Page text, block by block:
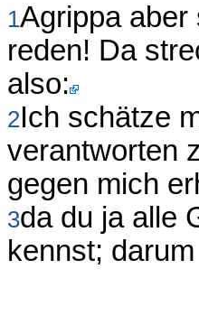
1Agrippa aber
reden! Da
also:
2Ich schätze
verantworten
gegen mich
3da du ja alle
kennst;